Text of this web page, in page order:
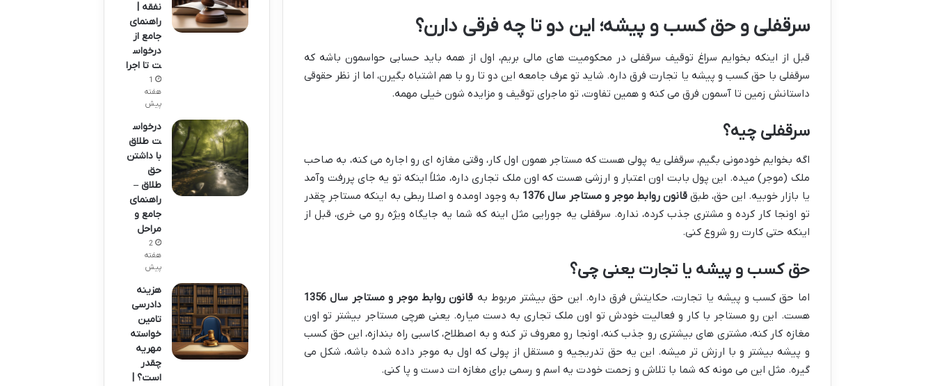
سرقفلی و حق کسب و پیشه؛ این دو تا چه فرقی دارن؟
قبل از اینکه بخوایم سراغ توقیف سرقفلی در محکومیت های مالی بریم، اول از همه باید حسابی حواسمون باشه که
سرقفلی با حق کسب و پیشه یا تجارت فرق داره. شاید تو عرف جامعه این دو تا رو با هم اشتباه بگیرن، اما از نظر حقوقی
داستانش زمین تا آسمون فرق می کنه و همین تفاوت، تو ماجرای توقیف و مزایده شون خیلی مهمه.
سرقفلی چیه؟
اگه بخوایم خودمونی بگیم، سرقفلی یه پولی هست که مستاجر همون اول کار، وقتی مغازه ای رو اجاره می کنه، به صاحب
ملک (موجر) میده. این پول بابت اون اعتبار و ارزشی هست که اون ملک تجاری داره، مثلاً اینکه تو یه جای پررفت وآمد
یا بازار خوبیه. این حق، طبققانون روابط موجر و مستاجر سال 1376
به وجود اومده و اصلا ربطی به اینکه مستاجر چقدر
تو اونجا کار کرده و مشتری جذب کرده، نداره. سرقفلی یه جورایی مثل اینه که شما یه جایگاه ویژه رو می خری، قبل از
اینکه حتی کارت رو شروع کنی.
حق کسب و پیشه یا تجارت یعنی چی؟
اما حق کسب و پیشه یا تجارت، حکایتش فرق داره. این حق بیشتر مربوط به قانون روابط موجر و مستاجر سال 1356
هست. این رو مستاجر با کار و فعالیت خودش تو اون ملک تجاری به دست میاره. یعنی هرچی مستاجر بیشتر تو اون
مغازه کار کنه، مشتری های بیشتری رو جذب کنه، اونجا رو معروف تر کنه و به اصطلاح، کاسبی راه بندازه، این حق کسب
و پیشه بیشتر و با ارزش تر میشه. این یه حق تدریجیه و مستقل از پولی که اول به موجر داده شده باشه، شکل می
گیره. مثل این می مونه که شما با تلاش و زحمت خودت یه اسم و رسمی برای مغازه ات دست و پا کنی.
نفقه |
راهنمای
جامع از
درخواس
ت تا اجرا
1
هفته
پیش
درخواس
ت طلاق
با داشتن
حق
طلاق –
راهنمای
جامع و
مراحل
2
هفته
پیش
هزینه
دادرسی
تامین
خواسته
مهریه
چقدر
است؟ |